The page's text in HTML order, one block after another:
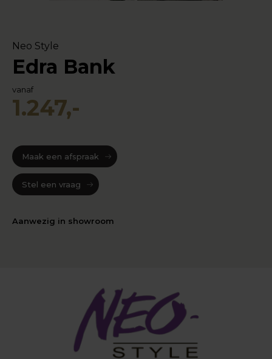
Neo Style
Edra Bank
vanaf
1.247,-
Maak een afspraak
Stel een vraag
Aanwezig in showroom